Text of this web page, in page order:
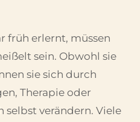
früh erlernt, müssen
sein. Obwohl sie
sie sich durch
Therapie oder
selbst verändern. Viele